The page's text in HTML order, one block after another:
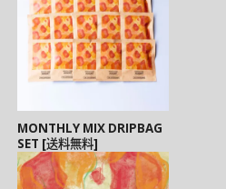
MONTHLY MIX DRIPBAG
SET [送料無料]